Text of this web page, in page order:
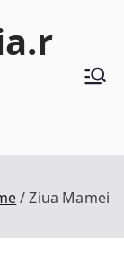
Ziua Mamei